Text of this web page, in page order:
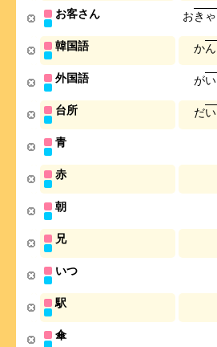
お客さん おき ゃ
韓国語 かん
外国語 がい
台所 だい
青
赤
朝
兄
いつ
駅
傘